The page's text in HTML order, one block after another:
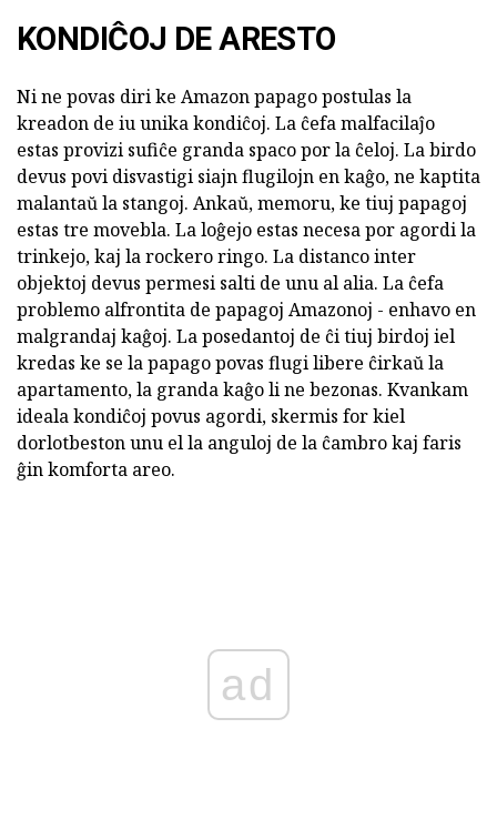
KONDIĈOJ DE ARESTO
Ni ne povas diri ke Amazon papago postulas la
kreadon de iu unika kondiĉoj. La ĉefa malfacilaĵo
estas provizi sufiĉe granda spaco por la ĉeloj. La birdo
devus povi disvastigi siajn flugilojn en kaĝo, ne kaptita
malantaŭ la stangoj. Ankaŭ, memoru, ke tiuj papagoj
estas tre movebla. La loĝejo estas necesa por agordi la
trinkejo, kaj la rockero ringo. La distanco inter
objektoj devus permesi salti de unu al alia. La ĉefa
problemo alfrontita de papagoj Amazonoj - enhavo en
malgrandaj kaĝoj. La posedantoj de ĉi tiuj birdoj iel
kredas ke se la papago povas flugi libere ĉirkaŭ la
apartamento, la granda kaĝo li ne bezonas. Kvankam
ideala kondiĉoj povus agordi, skermis for kiel
dorlotbeston unu el la anguloj de la ĉambro kaj faris
ĝin komforta areo.
ad